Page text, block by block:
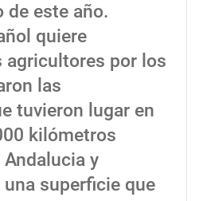
de este año.
quiere
agricultores por los
las
tuvieron lugar en
kilómetros
y
una superficie que